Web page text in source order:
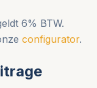
6% BTW.
configurator.